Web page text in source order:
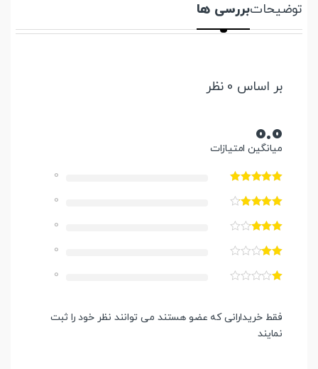
توضیحاتبررسی ها
بر اساس 0 نظر
0.0
میانگین امتیازات
0
0
0
0
0
فقط خریدارانی که عضو هستند می توانند نظر خود را ثبت
نمایند